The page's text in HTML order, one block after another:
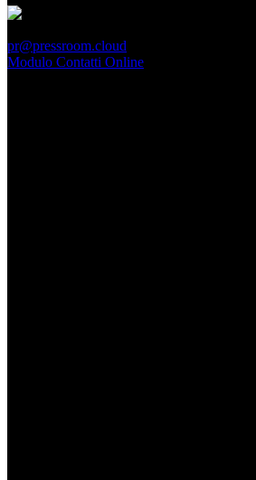
pr@pressroom.cloud
Modulo Contatti Online